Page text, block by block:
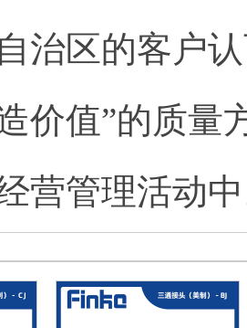
治区的客户
价值”的质量
营管理活动